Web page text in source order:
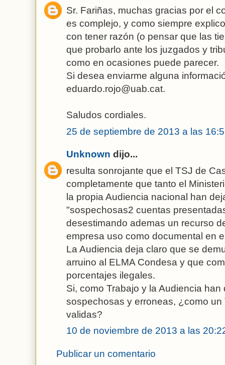
Sr. Fariñas, muchas gracias por el
es complejo, y como siempre
con tener razón (o pensar que las
que probarlo ante los juzgados y
como en ocasiones puede parecer.
Si desea enviarme alguna
eduardo.rojo@uab.cat.
Saludos cordiales.
25 de septiembre de 2013 a las
Unknown dijo...
resulta sonrojante que el TSJ de
completamente que tanto el
la propia Audiencia nacional han
"sospechosas2 cuentas
desestimando ademas un recurso
empresa uso como documental en
La Audiencia deja claro que se
arruino al ELMA Condesa y que
porcentajes ilegales.
Si, como Trabajo y la Audiencia
sospechosas y erroneas, ¿como
validas?
10 de noviembre de 2013 a las
Publicar un comentario